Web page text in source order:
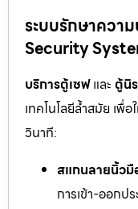
ระบบรักษาคว
Security
บริการตู้เซฟและ ตู้นิ
เทคโนโลยีล้ำสมัย เพื่อ
วินาที:
สแกนลายนิ้ว
การเข้า-ออก